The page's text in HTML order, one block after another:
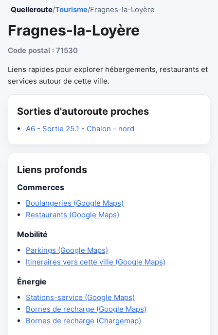
Quelleroute/Tourisme/Fragnes-la-Loyère
Fragnes-la-Loyère
Code postal : 71530
Liens rapides pour explorer hébergements, restaurants et
services autour de cette ville.
Sorties d'autoroute proches
A6 - Sortie 25.1 - Chalon - nord
Liens profonds
Commerces
Boulangeries (Google Maps)
Restaurants (Google Maps)
Mobilité
Parkings (Google Maps)
Itineraires vers cette ville (Google Maps)
Énergie
Stations-service (Google Maps)
Bornes de recharge (Google Maps)
Bornes de recharge (Chargemap)